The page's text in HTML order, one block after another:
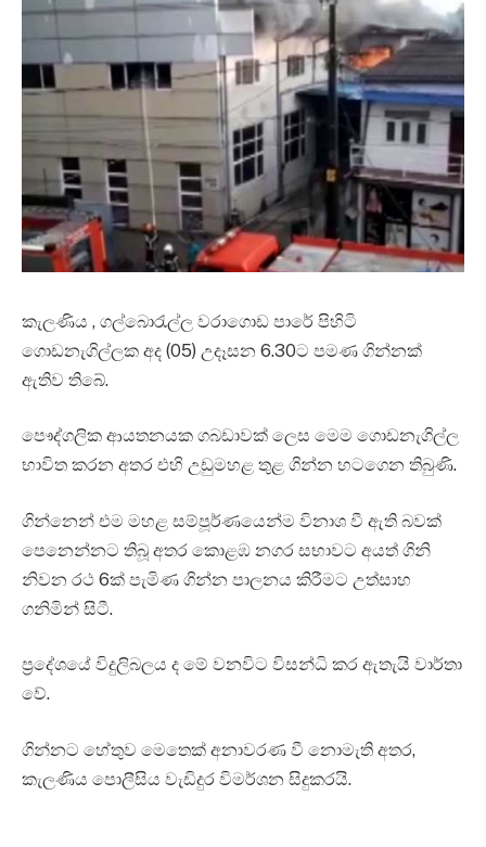
කැලණිය , ගල්බොරැල්ල වරාගොඩ පාරේ පිහිටි
ගොඩනැගිල්ලක අද (05) උදෑසන 6.30ට පමණ ගින්නක්
ඇතිව තිබේ.
පෞද්ගලික ආයතනයක ගබඩාවක් ලෙස මෙම ගොඩනැගිල්ල
භාවිත කරන අතර එහි උඩුමහළ තුළ ගින්න හටගෙන තිබුණි.
ගින්නෙන් එම මහළ සම්පූර්ණයෙන්ම විනාශ වී ඇති බවක්
පෙනෙන්නට තිබූ අතර කොළඹ නගර සභාවට අයත් ගිනි
නිවන රථ 6ක් පැමිණ ගින්න පාලනය කිරීමට උත්සාහ
ගනිමින් සිටී.
ප්‍රදේශයේ විදුලිබලය ද මේ වනවිට විසන්ධි කර ඇතැයි වාර්තා
වේ.
ගින්නට හේතුව මෙතෙක් අනාවරණ වී නොමැති අතර,
කැලණිය පොලීසිය වැඩිදුර විමර්ශන සිදුකරයි.